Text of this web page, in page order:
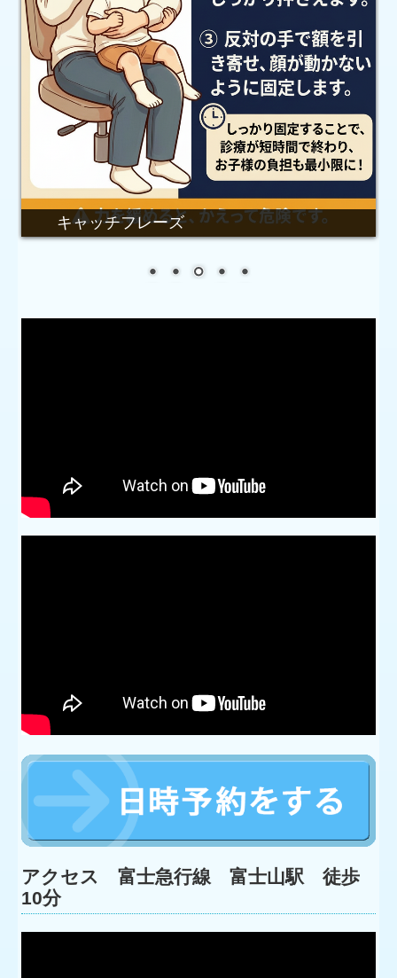
キャッチフレーズ
アクセス 富士急行線 富士山駅 徒歩
10分